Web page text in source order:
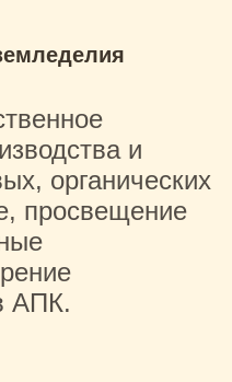
и
органических
просвещение
АПК.